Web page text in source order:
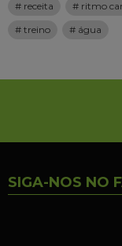
receita
ritmo
treino
água
SIGA-NOS NO